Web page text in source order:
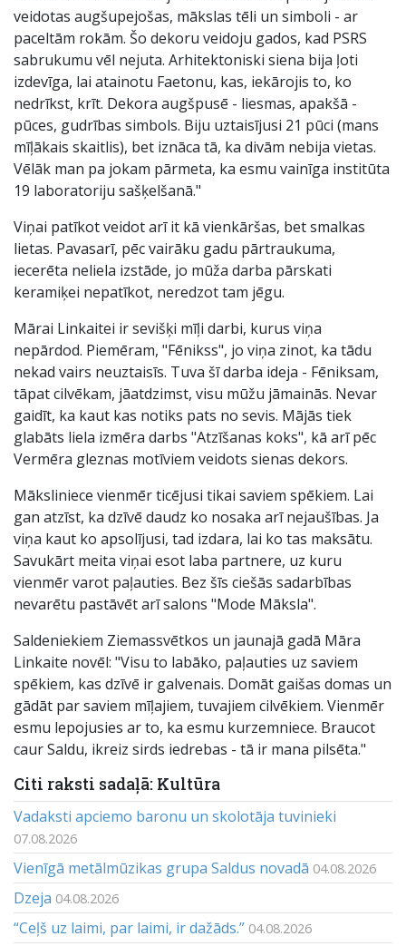
veidotas augšupejošas, mākslas tēli un simboli - ar
paceltām rokām. Šo dekoru veidoju gados, kad PSRS
sabrukumu vēl nejuta. Arhitektoniski siena bija ļoti
izdevīga, lai atainotu Faetonu, kas, iekārojis to, ko
nedrīkst, krīt. Dekora augšpusē - liesmas, apakšā -
pūces, gudrības simbols. Biju uztaisījusi 21 pūci (mans
mīļākais skaitlis), bet iznāca tā, ka divām nebija vietas.
Vēlāk man pa jokam pārmeta, ka esmu vainīga institūta
19 laboratoriju sašķelšanā."
Viņai patīkot veidot arī it kā vienkāršas, bet smalkas
lietas. Pavasarī, pēc vairāku gadu pārtraukuma,
iecerēta neliela izstāde, jo mūža darba pārskati
keramiķei nepatīkot, neredzot tam jēgu.
Mārai Linkaitei ir sevišķi mīļi darbi, kurus viņa
nepārdod. Piemēram, "Fēnikss", jo viņa zinot, ka tādu
nekad vairs neuztaisīs. Tuva šī darba ideja - Fēniksam,
tāpat cilvēkam, jāatdzimst, visu mūžu jāmainās. Nevar
gaidīt, ka kaut kas notiks pats no sevis. Mājās tiek
glabāts liela izmēra darbs "Atzīšanas koks", kā arī pēc
Vermēra gleznas motīviem veidots sienas dekors.
Māksliniece vienmēr ticējusi tikai saviem spēkiem. Lai
gan atzīst, ka dzīvē daudz ko nosaka arī nejaušības. Ja
viņa kaut ko apsolījusi, tad izdara, lai ko tas maksātu.
Savukārt meita viņai esot laba partnere, uz kuru
vienmēr varot paļauties. Bez šīs ciešās sadarbības
nevarētu pastāvēt arī salons "Mode Māksla".
Saldeniekiem Ziemassvētkos un jaunajā gadā Māra
Linkaite novēl: "Visu to labāko, paļauties uz saviem
spēkiem, kas dzīvē ir galvenais. Domāt gaišas domas un
gādāt par saviem mīļajiem, tuvajiem cilvēkiem. Vienmēr
esmu lepojusies ar to, ka esmu kurzemniece. Braucot
caur Saldu, ikreiz sirds iedrebas - tā ir mana pilsēta."
Citi raksti sadaļā: Kultūra
Vadaksti apciemo baronu un skolotāja tuvinieki
07.08.2026
Vienīgā metālmūzikas grupa Saldus novadā 04.08.2026
Dzeja 04.08.2026
“Ceļš uz laimi, par laimi, ir dažāds.” 04.08.2026